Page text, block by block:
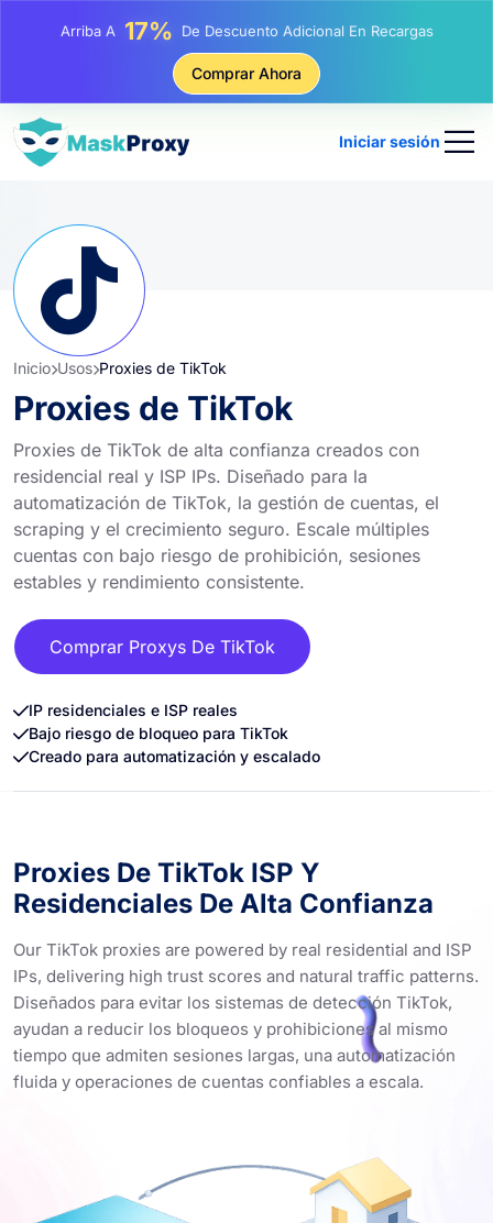
Arriba A 25% Descuento En Compras Estáticas IP
81% Descuento En Compras Rotativas IP
Comprar Ahora
Iniciar sesión
Inicio Usos Proxies de TikTok
Proxies de TikTok
Proxies de TikTok de alta confianza creados con
residencial real y ISP IPs. Diseñado para la
automatización de TikTok, la gestión de cuentas, el
scraping y el crecimiento seguro. Escale múltiples
cuentas con bajo riesgo de prohibición, sesiones
estables y rendimiento consistente.
Comprar Proxys De TikTok
IP residenciales e ISP reales
Bajo riesgo de bloqueo para TikTok
Creado para automatización y escalado
Proxies De TikTok ISP Y
Residenciales De Alta Confianza
Our TikTok proxies are powered by real residential and ISP
IPs, delivering high trust scores and natural traffic patterns.
Diseñados para evitar los sistemas de detección TikTok,
ayudan a reducir los bloqueos y prohibiciones al mismo
tiempo que admiten sesiones largas, una automatización
fluida y operaciones de cuentas confiables a escala.